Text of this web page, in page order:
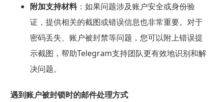
附加支持材料：如果问题涉及账户安全或身份验
证，提供相关的截图或错误信息也非常重要。对于
密码丢失、账户被封禁等问题，您可以附上错误提
示截图，帮助Telegram支持团队更有效地识别和解
决问题。
遇到账户被封锁时的邮件处理方式